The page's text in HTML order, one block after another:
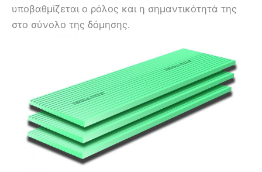
υποβαθμίζεται ο ρόλος και η σημαντικότητά της
στο σύνολο της δόμησης.